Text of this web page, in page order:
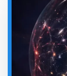
SVEMIR